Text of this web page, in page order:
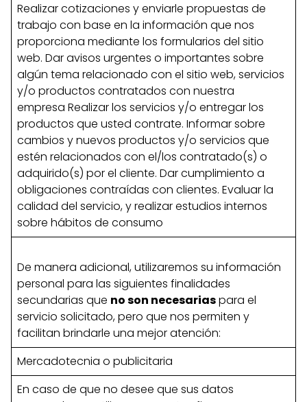
Realizar cotizaciones y enviarle propuestas de
trabajo con base en la información que nos
proporciona mediante los formularios del sitio
web. Dar avisos urgentes o importantes sobre
algún tema relacionado con el sitio web, servicios
y/o productos contratados con nuestra
empresa Realizar los servicios y/o entregar los
productos que usted contrate. Informar sobre
cambios y nuevos productos y/o servicios que
estén relacionados con el/los contratado(s) o
adquirido(s) por el cliente. Dar cumplimiento a
obligaciones contraídas con clientes. Evaluar la
calidad del servicio, y realizar estudios internos
sobre hábitos de consumo
De manera adicional, utilizaremos su información
personal para las siguientes finalidades
secundarias que no son necesariaspara el
servicio solicitado, pero que nos permiten y
facilitan brindarle una mejor atención:
Mercadotecnia o publicitaria
En caso de que no desee que sus datos